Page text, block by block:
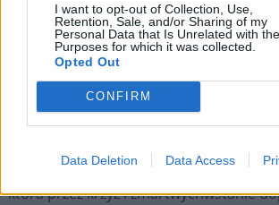
I want to opt-out of Collection, Use,
Retention, Sale, and/or Sharing of my
Personal Data that Is Unrelated with the
Purposes for which it was collected.
Opted Out
CONFIRM
Data Deletion Data Access
umarł i zmartwychwstał dla naszego
nierozerwalnie z Nim związane jest
Maryi – Niewiasty, z której Syn Boży
Kościoła, mistycznego Ciała Chrystusa.
misterium miłości, a zatem i wolności. Jak
powiedział „tak”, również Maryja
uwierzyła słowu Pana. I całe Jej życie
nadziei razem z Synem Bożym i Jej
która przez krzyż i zmartwychwstanie